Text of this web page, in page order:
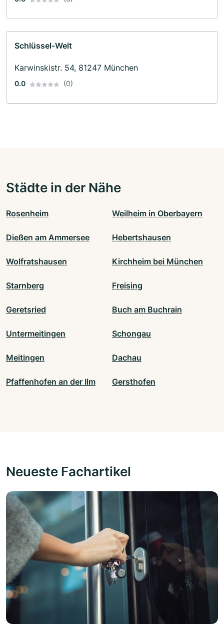
Schlüssel-Welt
Karwinskistr. 54, 81247 München
0.0 (0)
Städte in der Nähe
Rosenheim Weilheim in Oberbayern
Dießen am Ammersee Hebertshausen
Wolfratshausen Kirchheim bei München
Starnberg Freising
Geretsried Buch am Buchrain
Untermeitingen Schongau
Meitingen Dachau
Pfaffenhofen an der Ilm Gersthofen
Neueste Fachartikel